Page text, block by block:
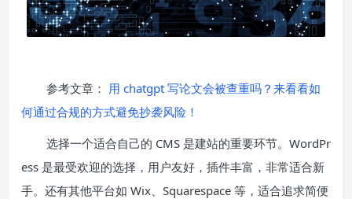
参考文章： 用 chatgpt 写论文会被查重吗？来看看如
何通过合规的方式避免抄袭风险！
选择一个适合自己的 CMS 是建站的重要环节。WordPr
ess 是最受欢迎的选择，用户友好，插件丰富，非常适合新
手。还有其他平台如 Wix、Squarespace 等，适合追求简便